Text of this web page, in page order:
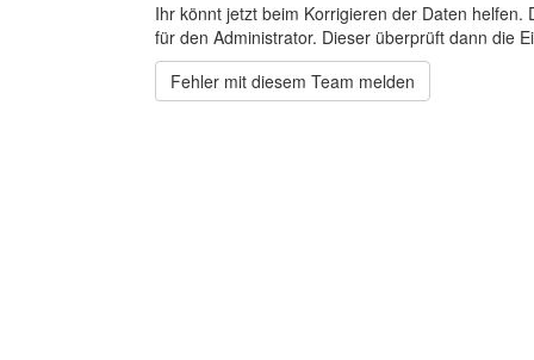
Ihr könnt jetzt beim Korrigieren der Daten
für den Administrator. Dieser überprüft dann die
Fehler mit diesem Team melden